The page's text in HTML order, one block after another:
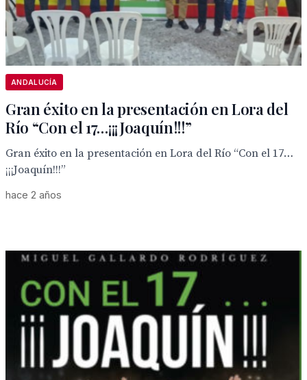
ANDALUCÍA
Gran éxito en la presentación en Lora del
Río “Con el 17…¡¡¡Joaquín!!!”
Gran éxito en la presentación en Lora del Río “Con el 17…
¡¡¡Joaquín!!!”
hace 2 años